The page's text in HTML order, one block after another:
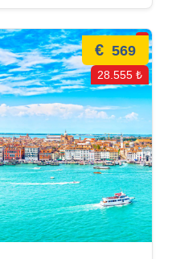
€ 569
28.555 ₺